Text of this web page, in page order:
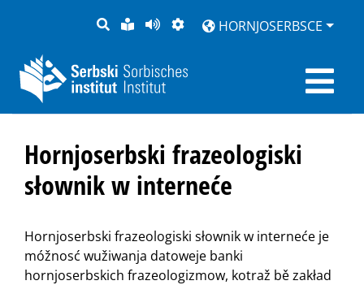
PYTANJE
LOCHKA
RĚČ
STRONU
PŘEDČITAĆ
ZWOBRAZNJENJE
HORNJOSERBSCE
Hornjoserbski frazeologiski
słownik w interneće
Hornjoserbski frazeologiski słownik w interneće je
móžnosć wužiwanja datoweje banki
hornjoserbskich frazeologizmow, kotraž bě zakład